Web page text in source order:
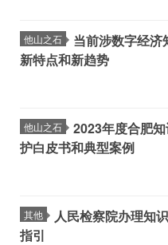
他山之石
当前涉数字经济
新特点和新趋势
他山之石
2023年度合肥
护白皮书和典型案例
其他
人民检察院办理知
指引